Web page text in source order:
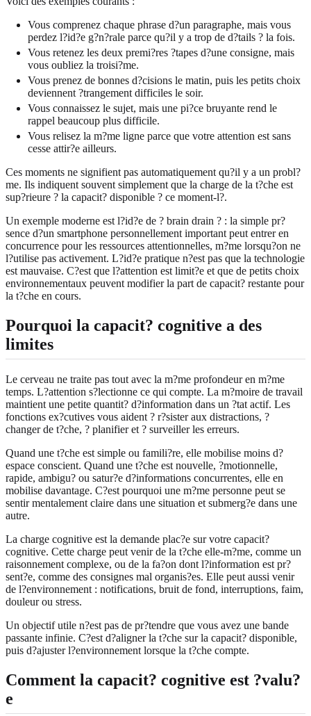
Vous comprenez chaque phrase d?un paragraphe, mais vous
perdez l?id?e g?n?rale parce qu?il y a trop de d?tails ? la fois.
Vous retenez les deux premi?res ?tapes d?une consigne, mais
vous oubliez la troisi?me.
Vous prenez de bonnes d?cisions le matin, puis les petits choix
deviennent ?trangement difficiles le soir.
Vous connaissez le sujet, mais une pi?ce bruyante rend le
rappel beaucoup plus difficile.
Vous relisez la m?me ligne parce que votre attention est sans
cesse attir?e ailleurs.
Ces moments ne signifient pas automatiquement qu?il y a un probl?
me. Ils indiquent souvent simplement que la charge de la t?che est
sup?rieure ? la capacit? disponible ? ce moment-l?.
Un exemple moderne est l?id?e de ? brain drain ? : la simple pr?
sence d?un smartphone personnellement important peut entrer en
concurrence pour les ressources attentionnelles, m?me lorsqu?on ne
l?utilise pas activement. L?id?e pratique n?est pas que la technologie
est mauvaise. C?est que l?attention est limit?e et que de petits choix
environnementaux peuvent modifier la part de capacit? restante pour
la t?che en cours.
Pourquoi la capacit? cognitive a des
limites
Le cerveau ne traite pas tout avec la m?me profondeur en m?me
temps. L?attention s?lectionne ce qui compte. La m?moire de travail
maintient une petite quantit? d?information dans un ?tat actif. Les
fonctions ex?cutives vous aident ? r?sister aux distractions, ?
changer de t?che, ? planifier et ? surveiller les erreurs.
Quand une t?che est simple ou famili?re, elle mobilise moins d?
espace conscient. Quand une t?che est nouvelle, ?motionnelle,
rapide, ambigu? ou satur?e d?informations concurrentes, elle en
mobilise davantage. C?est pourquoi une m?me personne peut se
sentir mentalement claire dans une situation et submerg?e dans une
autre.
La charge cognitive est la demande plac?e sur votre capacit?
cognitive. Cette charge peut venir de la t?che elle-m?me, comme un
raisonnement complexe, ou de la fa?on dont l?information est pr?
sent?e, comme des consignes mal organis?es. Elle peut aussi venir
de l?environnement : notifications, bruit de fond, interruptions, faim,
douleur ou stress.
Un objectif utile n?est pas de pr?tendre que vous avez une bande
passante infinie. C?est d?aligner la t?che sur la capacit? disponible,
puis d?ajuster l?environnement lorsque la t?che compte.
Comment la capacit? cognitive est ?valu?
e